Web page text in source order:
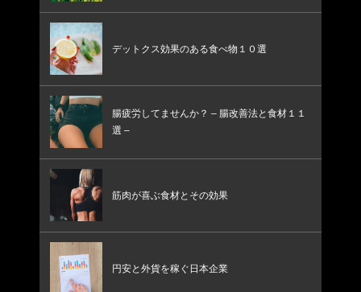
デットクス効果のある食べ物１０選
腸疲労してませんか？ – 腸改善法と食材１１
選 –
筋肉が喜ぶ食材とその効果
円安と外貨を稼ぐ日本企業